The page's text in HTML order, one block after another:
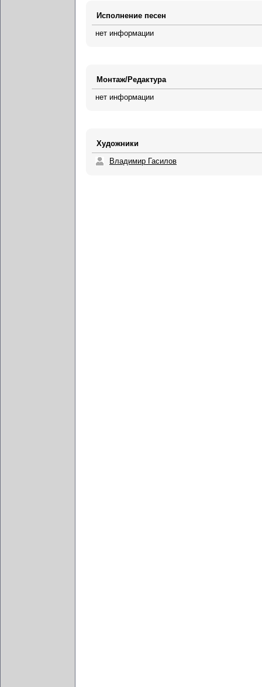
Исполнение песен
нет информации
Монтаж/Редактура
нет информации
Художники
Владимир Гасилов